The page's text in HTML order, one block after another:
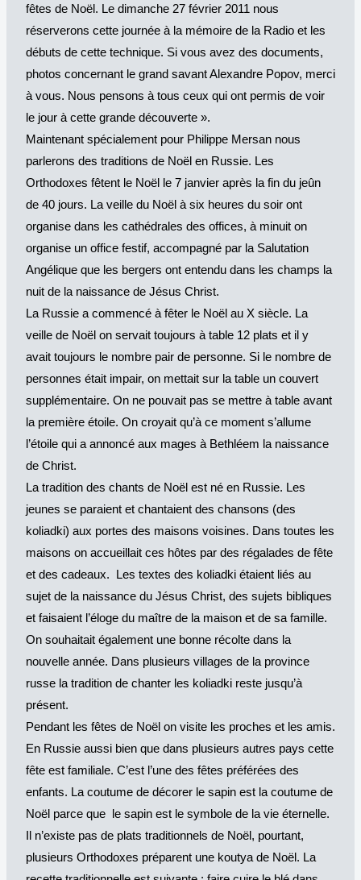
fêtes de Noël. Le dimanche 27 février 2011 nous
réserverons cette journée à la mémoire de la Radio et les
débuts de cette technique. Si vous avez des documents,
photos concernant le grand savant Alexandre Popov, merci
à vous. Nous pensons à tous ceux qui ont permis de voir
le jour à cette grande découverte ».
Maintenant spécialement pour Philippe Mersan nous
parlerons des traditions de Noël en Russie. Les
Orthodoxes fêtent le Noël le 7 janvier après la fin du jeûn
de 40 jours. La veille du Noël à six heures du soir ont
organise dans les cathédrales des offices, à minuit on
organise un office festif, accompagné par la Salutation
Angélique que les bergers ont entendu dans les champs la
nuit de la naissance de Jésus Christ.
La Russie a commencé à fêter le Noël au X siècle. La
veille de Noël on servait toujours à table 12 plats et il y
avait toujours le nombre pair de personne. Si le nombre de
personnes était impair, on mettait sur la table un couvert
supplémentaire. On ne pouvait pas se mettre à table avant
la première étoile. On croyait qu’à ce moment s’allume
l’étoile qui a annoncé aux mages à Bethléem la naissance
de Christ.
La tradition des chants de Noël est né en Russie. Les
jeunes se paraient et chantaient des chansons (des
koliadki) aux portes des maisons voisines. Dans toutes les
maisons on accueillait ces hôtes par des régalades de fête
et des cadeaux. Les textes des koliadki étaient liés au
sujet de la naissance du Jésus Christ, des sujets bibliques
et faisaient l’éloge du maître de la maison et de sa famille.
On souhaitait également une bonne récolte dans la
nouvelle année. Dans plusieurs villages de la province
russe la tradition de chanter les koliadki reste jusqu’à
présent.
Pendant les fêtes de Noël on visite les proches et les amis.
En Russie aussi bien que dans plusieurs autres pays cette
fête est familiale. C’est l’une des fêtes préférées des
enfants. La coutume de décorer le sapin est la coutume de
Noël parce que le sapin est le symbole de la vie éternelle.
Il n’existe pas de plats traditionnels de Noël, pourtant,
plusieurs Orthodoxes préparent une koutya de Noël. La